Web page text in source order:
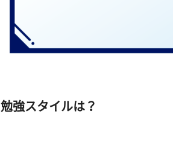
勉強スタイルは？